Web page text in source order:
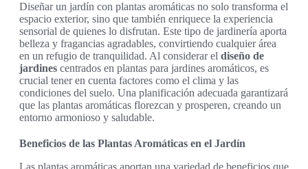
Diseñar un jardín con plantas aromáticas no solo transforma el
espacio exterior, sino que también enriquece la experiencia
sensorial de quienes lo disfrutan. Este tipo de jardinería aporta
belleza y fragancias agradables, convirtiendo cualquier área
en un refugio de tranquilidad. Al considerar el diseño de
jardines centrados en plantas para jardines aromáticos, es
crucial tener en cuenta factores como el clima y las
condiciones del suelo. Una planificación adecuada garantizará
que las plantas aromáticas florezcan y prosperen, creando un
entorno armonioso y saludable.
Beneficios de las Plantas Aromáticas en el Jardín